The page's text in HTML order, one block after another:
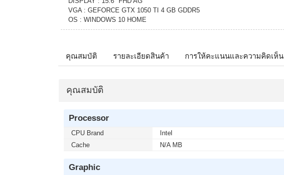
VGA : GEFORCE GTX 1050 TI 4 GB GDDR5
OS : WINDOWS 10 HOME
คุณสมบัติ รายละเอียดสินค้า การให้คะแนนและความคิดเห็น
คุณสมบัติ
Processor
CPU Brand
Intel
Cache
N/A MB
Graphic